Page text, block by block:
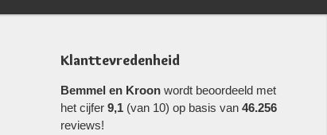
Klanttevredenheid
Bemmel en Kroonwordt beoordeeld met
het cijfer 9,1(van 10) op basis van 46.256
reviews!